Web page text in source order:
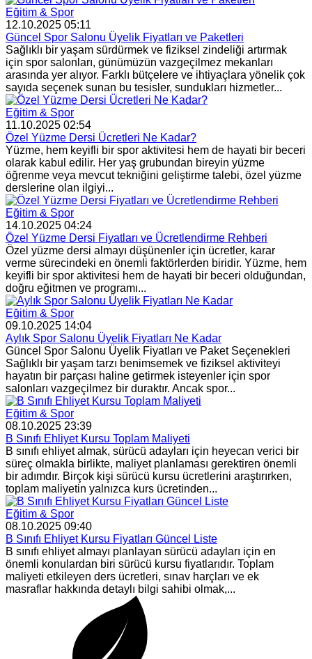
Eğitim & Spor
12.10.2025 05:11
Güncel Spor Salonu Üyelik Fiyatları ve Paketleri
Sağlıklı bir yaşam sürdürmek ve fiziksel zindeliği artırmak
için spor salonları, günümüzün vazgeçilmez mekanları
arasında yer alıyor. Farklı bütçelere ve ihtiyaçlara yönelik çok
sayıda seçenek sunan bu tesisler, sundukları hizmetler...
Eğitim & Spor
11.10.2025 02:54
Özel Yüzme Dersi Ücretleri Ne Kadar?
Yüzme, hem keyifli bir spor aktivitesi hem de hayati bir beceri
olarak kabul edilir. Her yaş grubundan bireyin yüzme
öğrenme veya mevcut tekniğini geliştirme talebi, özel yüzme
derslerine olan ilgiyi...
Eğitim & Spor
14.10.2025 04:24
Özel Yüzme Dersi Fiyatları ve Ücretlendirme Rehberi
Özel yüzme dersi almayı düşünenler için ücretler, karar
verme sürecindeki en önemli faktörlerden biridir. Yüzme, hem
keyifli bir spor aktivitesi hem de hayati bir beceri olduğundan,
doğru eğitmen ve programı...
Eğitim & Spor
09.10.2025 14:04
Aylık Spor Salonu Üyelik Fiyatları Ne Kadar
Güncel Spor Salonu Üyelik Fiyatları ve Paket Seçenekleri
Sağlıklı bir yaşam tarzı benimsemek ve fiziksel aktiviteyi
hayatın bir parçası haline getirmek isteyenler için spor
salonları vazgeçilmez bir duraktır. Ancak spor...
Eğitim & Spor
08.10.2025 23:39
B Sınıfı Ehliyet Kursu Toplam Maliyeti
B sınıfı ehliyet almak, sürücü adayları için heyecan verici bir
süreç olmakla birlikte, maliyet planlaması gerektiren önemli
bir adımdır. Birçok kişi sürücü kursu ücretlerini araştırırken,
toplam maliyetin yalnızca kurs ücretinden...
Eğitim & Spor
08.10.2025 09:40
B Sınıfı Ehliyet Kursu Fiyatları Güncel Liste
B sınıfı ehliyet almayı planlayan sürücü adayları için en
önemli konulardan biri sürücü kursu fiyatlarıdır. Toplam
maliyeti etkileyen ders ücretleri, sınav harçları ve ek
masraflar hakkında detaylı bilgi sahibi olmak,...